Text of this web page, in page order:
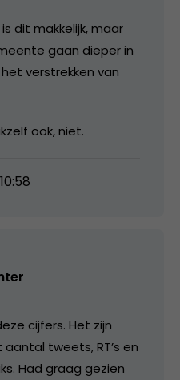
dit makkelijk, maar
gaan dieper in
verstrekken van
ook, niet.
cijfers. Het zijn
tweets, RT’s en
Had graag gezien